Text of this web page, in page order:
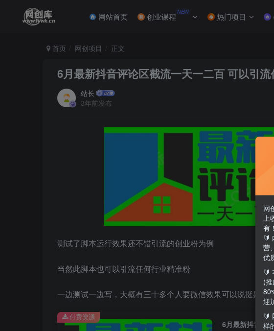
网站首页 创业课程 NEW 热门项目
首页 网创项目 正文
6月最新抖音评论区截流一天一二百 可以引流
站长
3年前发布
测试了脚本运行效果还不错引流的创业粉为例
当然此脚本也可以引流任何行业精准粉
一边测试一边写，大概有三十多个人要微信效果可以说挺好的
付费资源
网
有！
🔰
营
优
🔰
(
迎
🔰
样